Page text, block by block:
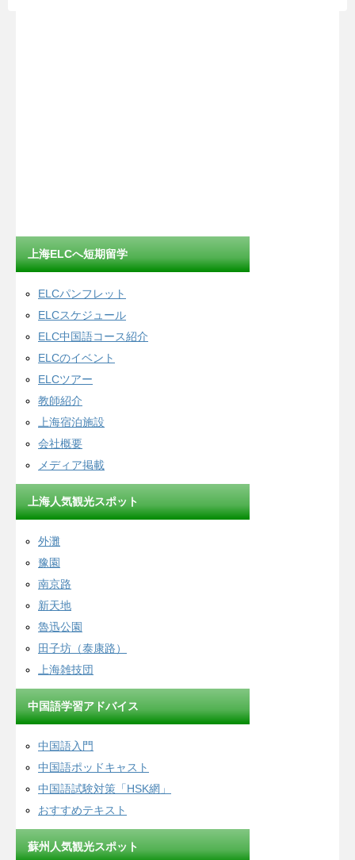
上海ELCへ短期留学
ELCパンフレット
ELCスケジュール
ELC中国語コース紹介
ELCのイベント
ELCツアー
教師紹介
上海宿泊施設
会社概要
メディア掲載
上海人気観光スポット
外灘
豫園
南京路
新天地
魯迅公園
田子坊（泰康路）
上海雑技団
中国語学習アドバイス
中国語入門
中国語ポッドキャスト
中国語試験対策「HSK網」
おすすめテキスト
蘇州人気観光スポット